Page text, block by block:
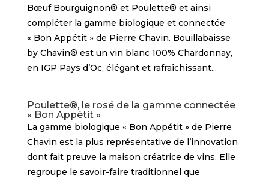
Bœuf Bourguignon® et Poulette® et ainsi
compléter la gamme biologique et connectée
« Bon Appétit » de Pierre Chavin. Bouillabaisse
by Chavin® est un vin blanc 100% Chardonnay,
en IGP Pays d’Oc, élégant et rafraîchissant...
Poulette®, le rosé de la gamme connectée
« Bon Appétit »
La gamme biologique « Bon Appétit » de Pierre
Chavin est la plus représentative de l’innovation
dont fait preuve la maison créatrice de vins. Elle
regroupe le savoir-faire traditionnel que